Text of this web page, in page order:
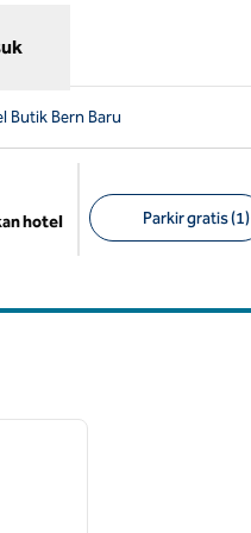
Butik Bern Baru
hotel Parkir gratis (1)
gambar berikutnya